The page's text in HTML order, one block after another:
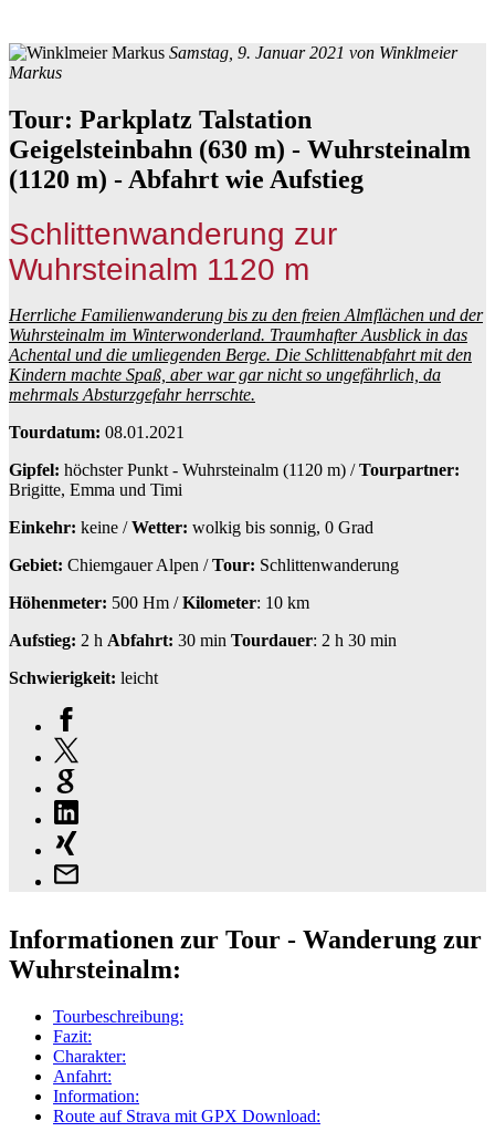
Samstag, 9. Januar 2021 von Winklmeier
Markus
Tour: Parkplatz Talstation
Geigelsteinbahn (630 m) - Wuhrsteinalm
(1120 m) - Abfahrt wie Aufstieg
Schlittenwanderung zur
Wuhrsteinalm 1120 m
Herrliche Familienwanderung bis zu den freien Almflächen und der
Wuhrsteinalm im Winterwonderland. Traumhafter Ausblick in das
Achental und die umliegenden Berge. Die Schlittenabfahrt mit den
Kindern machte Spaß, aber war gar nicht so ungefährlich, da
mehrmals Absturzgefahr herrschte.
Tourdatum: 08.01.2021
Gipfel: höchster Punkt - Wuhrsteinalm (1120 m) /Tourpartner:
Brigitte, Emma und Timi
Einkehr: keine /Wetter: wolkig bis sonnig, 0 Grad
Gebiet: Chiemgauer Alpen /Tour: Schlittenwanderung
Höhenmeter: 500 Hm /Kilometer: 10 km
Aufstieg: 2 h Abfahrt: 30 min Tourdauer: 2 h 30 min
Schwierigkeit: leicht
Informationen zur Tour - Wanderung zur
Wuhrsteinalm:
Tourbeschreibung:
Fazit:
Charakter:
Anfahrt:
Information:
Route auf Strava mit GPX Download: